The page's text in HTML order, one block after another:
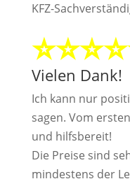
KFZ-
Vielen Dank!
Ich kann nur
sagen. Vom
und hilfsbereit!
Die Preise sind
mindestens der